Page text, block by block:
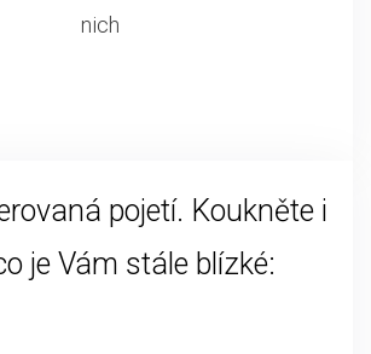
nich
pojetí. Koukněte i
je Vám stále blízké: